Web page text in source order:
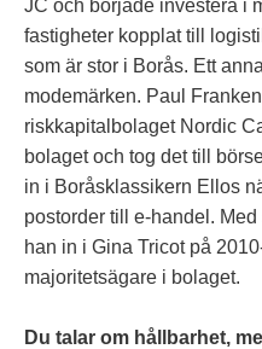
JC och började investera i
fastigheter kopplat till
som är stor i Borås. Ett
modemärken. Paul
riskkapitalbolaget Nordic
bolaget och tog det till
in i Boråsklassikern Ellos
postorder till e-handel.
han in i Gina Tricot på
majoritetsägare i bolaget.
Du talar om hållbarhet,